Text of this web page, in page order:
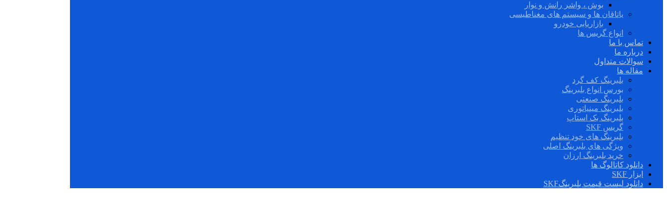
بوش ، واشر رانش و نوار
یاتاقان ها و سیستم های مغناطیسی
بازاریابی خودرو
انواع گریس ها
تماس با ما
درباره ما
سوالات متداول
مقاله ها
بلبرینگ کف گرد
بورس انواع بلبرینگ
بلبرینگ صنعتی
بلبرینگ مینیاتوری
بلبرینگ بک استاپ
گریس SKF
بلبرینگ های خود تنظیم
ویژگی های بلبرینگ اصلی
خرید بلبرینگ ارزان
دانلود کاتالوگ ها
ابزار SKF
دانلود لیست قیمت بلبرینگSKF